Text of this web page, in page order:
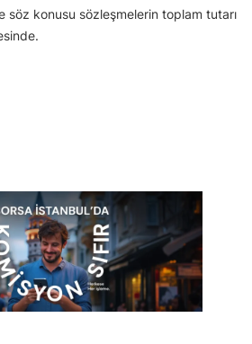
söz konusu sözleşmelerin toplam tutarı